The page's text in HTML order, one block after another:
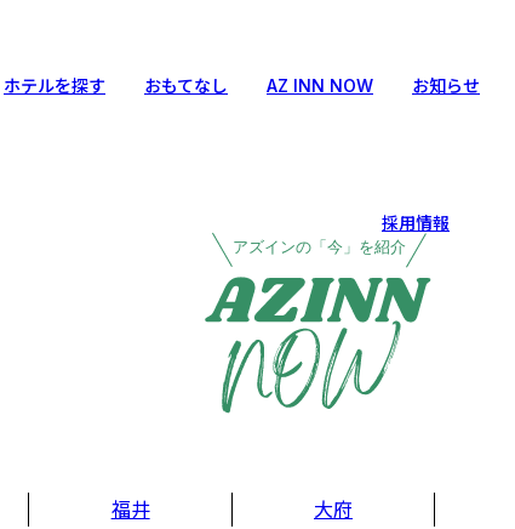
ホテルを探す おもてなし AZ INN NOW お知らせ
採用情報
アズインの「今」を紹介
福井 大府